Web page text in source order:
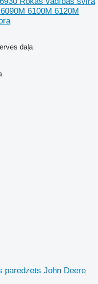
6100M 6120M
daļa
paredzēts John Deere